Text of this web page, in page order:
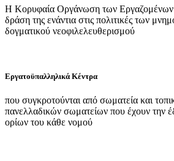
Η Κορυφαία Οργάνωση των Εργαζομένων
δράση της ενάντια στις πολιτικές των
δογματικού νεοφιλελευθερισμού
Εργατοϋπαλληλικά Κέντρα
που συγκροτούνται από σωματεία και
πανελλαδικών σωματείων που έχουν την
ορίων του κάθε νομού